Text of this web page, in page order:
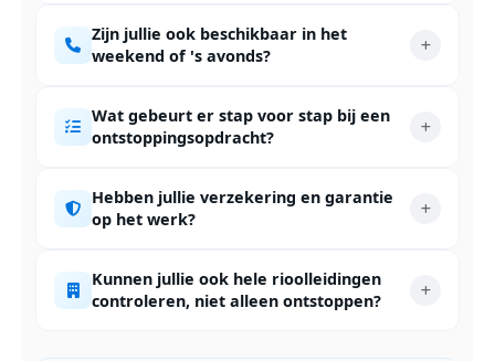
Zijn jullie ook beschikbaar in het
weekend of 's avonds?
Wat gebeurt er stap voor stap bij een
ontstoppingsopdracht?
Hebben jullie verzekering en garantie
op het werk?
Kunnen jullie ook hele rioolleidingen
controleren, niet alleen ontstoppen?